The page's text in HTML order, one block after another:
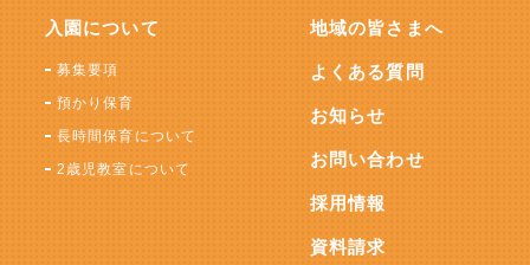
入園について
募集要項
預かり保育
長時間保育について
2歳児教室について
地域の皆さまへ
よくある質問
お知らせ
お問い合わせ
採用情報
資料請求